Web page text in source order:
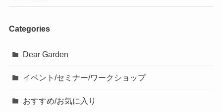
Categories
Dear Garden
イベント/セミナー/ワークショップ
おすすめ/お気に入り